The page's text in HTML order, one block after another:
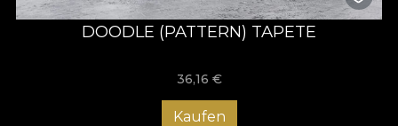
DOODLE (PATTERN) TAPETE
36,16 €
Kaufen